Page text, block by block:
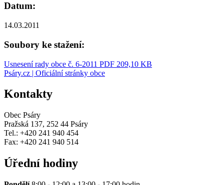
Datum:
14.03.2011
Soubory ke stažení:
Usnesení rady obce č. 6-2011 PDF 209,10 KB
Psáry.cz | Oficiální stránky obce
Kontakty
Obec Psáry
Pražská 137, 252 44 Psáry
Tel.: +420 241 940 454
Fax: +420 241 940 514
Úřední hodiny